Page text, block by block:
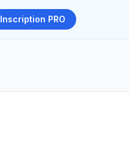
Inscription PRO